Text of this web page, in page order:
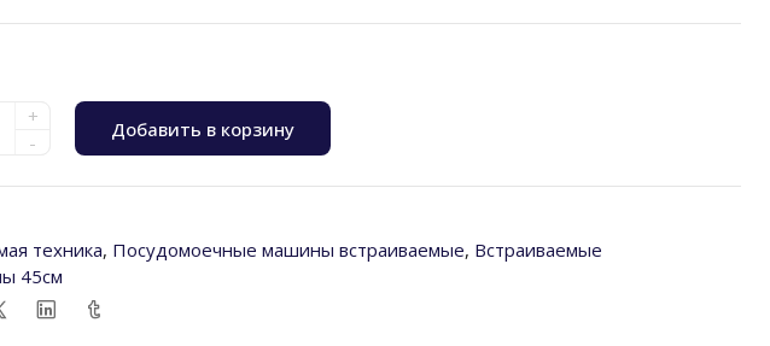
+
-
Добавить в корзину
техника, Посудомоечные машины встраиваемые, Встраиваемые
45см